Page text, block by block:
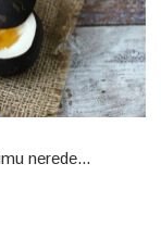
nerede...